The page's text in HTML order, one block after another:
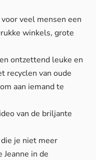
veel mensen een
winkels, grote
ontzettend leuke en
recyclen van oude
aan iemand te
van de briljante
je niet meer
in de